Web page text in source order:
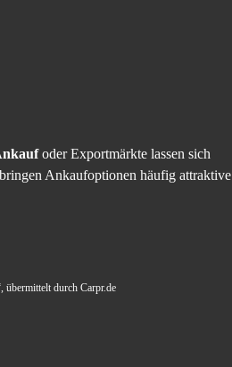
oder Exportmärkte lassen sich
Ankaufoptionen häufig attraktive
durch Carpr.de